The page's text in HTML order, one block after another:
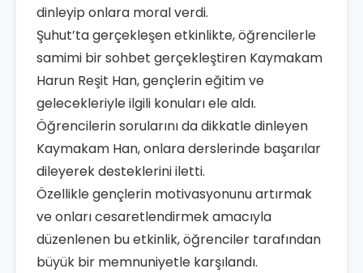
dinleyip onlara moral verdi.
Şuhut’ta gerçekleşen etkinlikte, öğrencilerle
samimi bir sohbet gerçekleştiren Kaymakam
Harun Reşit Han, gençlerin eğitim ve
gelecekleriyle ilgili konuları ele aldı.
Öğrencilerin sorularını da dikkatle dinleyen
Kaymakam Han, onlara derslerinde başarılar
dileyerek desteklerini iletti.
Özellikle gençlerin motivasyonunu artırmak
ve onları cesaretlendirmek amacıyla
düzenlenen bu etkinlik, öğrenciler tarafından
büyük bir memnuniyetle karşılandı.